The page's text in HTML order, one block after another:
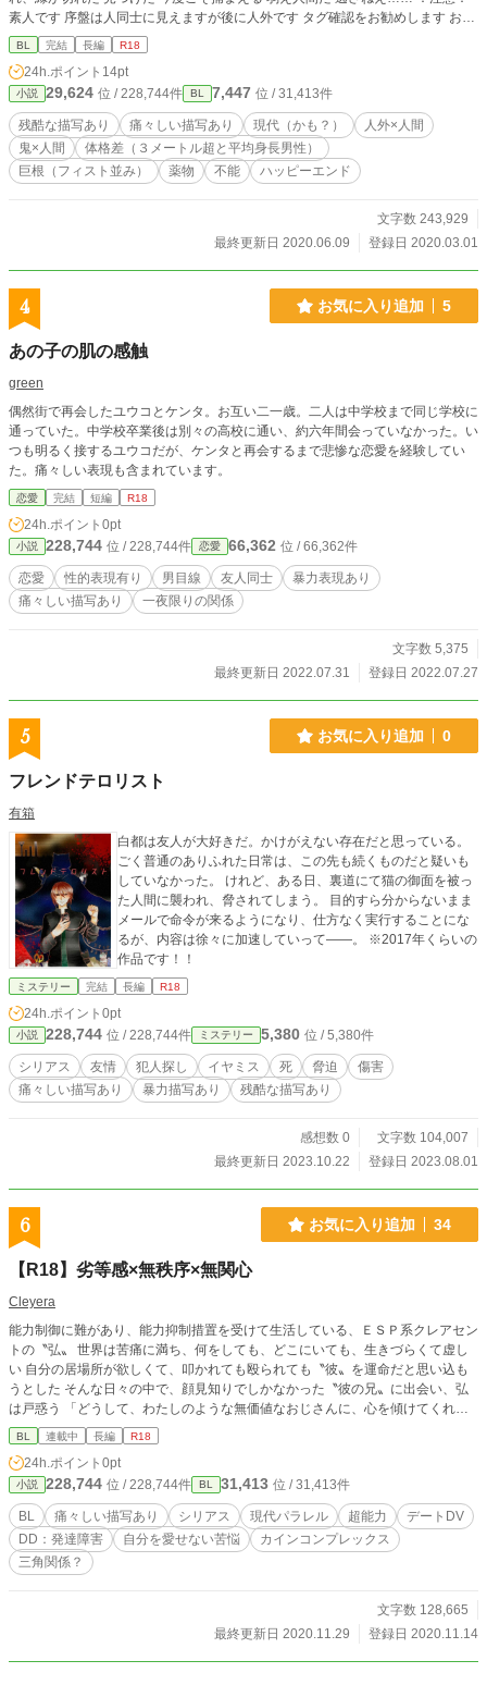
素人です 序盤は人同士に見えますが後に人外です タグ確認をお勧めします お月
様にも出没しています
BL 完結 長編 R18
24h.ポイント 14pt
小説 29,624 位 / 228,744件 BL 7,447 位 / 31,413件
残酷な描写あり 痛々しい描写あり 現代（かも？）
人外×人間
鬼×人間
体格差（３メートル超と平均身長男性）
巨根（フィスト並み）
薬物 不能 ハッピーエンド
文字数 243,929
最終更新日 2020.06.09
登録日 2020.03.01
4 お気に入り追加 5
あの子の肌の感触
green
偶然街で再会したユウコとケンタ。お互い二一歳。二人は中学校まで同じ学校に
通っていた。中学校卒業後は別々の高校に通い、約六年間会っていなかった。い
つも明るく接するユウコだが、ケンタと再会するまで悲惨な恋愛を経験してい
た。痛々しい表現も含まれています。
恋愛 完結 短編 R18
24h.ポイント 0pt
小説 228,744 位 / 228,744件 恋愛 66,362 位 / 66,362件
恋愛 性的表現有り 男目線 友人同士
暴力表現あり
痛々しい描写あり
一夜限りの関係
文字数 5,375
最終更新日 2022.07.31
登録日 2022.07.27
5 お気に入り追加 0
フレンドテロリスト
有箱
白都は友人が大好きだ。かけがえない存在だと思っている。
ごく普通のありふれた日常は、この先も続くものだと疑いも
していなかった。 けれど、ある日、裏道にて猫の御面を被っ
た人間に襲われ、脅されてしまう。 目的すら分からないまま
メールで命令が来るようになり、仕方なく実行することにな
るが、内容は徐々に加速していって――。 ※2017年くらいの
作品です！！
ミステリー 完結 長編 R18
24h.ポイント 0pt
小説 228,744 位 / 228,744件 ミステリー 5,380 位 / 5,380件
シリアス 友情 犯人探し イヤミス 死 脅迫
傷害
痛々しい描写あり
暴力描写あり 残酷な描写あり
感想数 0
文字数 104,007
最終更新日 2023.10.22
登録日 2023.08.01
6 お気に入り追加 34
【R18】劣等感×無秩序×無関心
Cleyera
能力制御に難があり、能力抑制措置を受けて生活している、ＥＳＰ系クレアセン
トの〝弘〟 世界は苦痛に満ち、何をしても、どこにいても、生きづらくて虚し
い 自分の居場所が欲しくて、叩かれても殴られても〝彼〟を運命だと思い込も
うとした そんな日々の中で、顔見知りでしかなかった〝彼の兄〟に出会い、弘
は戸惑う 「どうして、わたしのような無価値なおじさんに、心を傾けてくれる
のですか？」と言葉にできずに ：注意： 素人です タグ確認を推奨 人×人 月光さ
んにも同時刻投稿です
BL 連載中 長編 R18
24h.ポイント 0pt
小説 228,744 位 / 228,744件 BL 31,413 位 / 31,413件
BL 痛々しい描写あり シリアス 現代パラレル 超能力
デートDV
DD：発達障害
自分を愛せない苦悩
カインコンプレックス
三角関係？
文字数 128,665
最終更新日 2020.11.29
登録日 2020.11.14